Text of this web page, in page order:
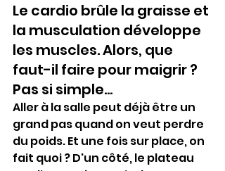
Le cardio brûle la graisse et
la musculation développe
les muscles. Alors, que
faut-il faire pour maigrir ?
Pas si simple...
Aller à la salle peut déjà être un
grand pas quand on veut perdre
du poids. Et une fois sur place, on
fait quoi ? D'un côté, le plateau